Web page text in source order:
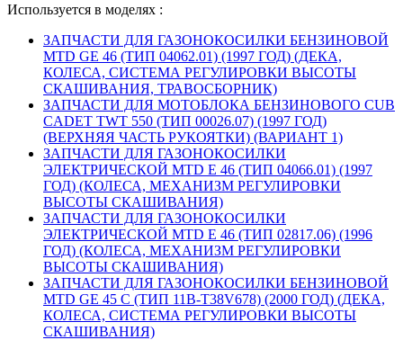
Используется в моделях :
ЗАПЧАСТИ ДЛЯ ГАЗОНОКОСИЛКИ БЕНЗИНОВОЙ
MTD GE 46 (ТИП 04062.01) (1997 ГОД) (ДЕКА,
КОЛЕСА, СИСТЕМА РЕГУЛИРОВКИ ВЫСОТЫ
СКАШИВАНИЯ, ТРАВОСБОРНИК)
ЗАПЧАСТИ ДЛЯ МОТОБЛОКА БЕНЗИНОВОГО CUB
CADET TWT 550 (ТИП 00026.07) (1997 ГОД)
(ВЕРХНЯЯ ЧАСТЬ РУКОЯТКИ) (ВАРИАНТ 1)
ЗАПЧАСТИ ДЛЯ ГАЗОНОКОСИЛКИ
ЭЛЕКТРИЧЕСКОЙ MTD E 46 (ТИП 04066.01) (1997
ГОД) (КОЛЕСА, МЕХАНИЗМ РЕГУЛИРОВКИ
ВЫСОТЫ СКАШИВАНИЯ)
ЗАПЧАСТИ ДЛЯ ГАЗОНОКОСИЛКИ
ЭЛЕКТРИЧЕСКОЙ MTD E 46 (ТИП 02817.06) (1996
ГОД) (КОЛЕСА, МЕХАНИЗМ РЕГУЛИРОВКИ
ВЫСОТЫ СКАШИВАНИЯ)
ЗАПЧАСТИ ДЛЯ ГАЗОНОКОСИЛКИ БЕНЗИНОВОЙ
MTD GE 45 C (ТИП 11B-T38V678) (2000 ГОД) (ДЕКА,
КОЛЕСА, СИСТЕМА РЕГУЛИРОВКИ ВЫСОТЫ
СКАШИВАНИЯ)